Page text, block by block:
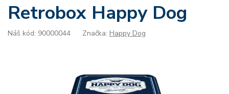
Retrobox Happy Dog
Náš kód: 90000044 Značka: Happy Dog